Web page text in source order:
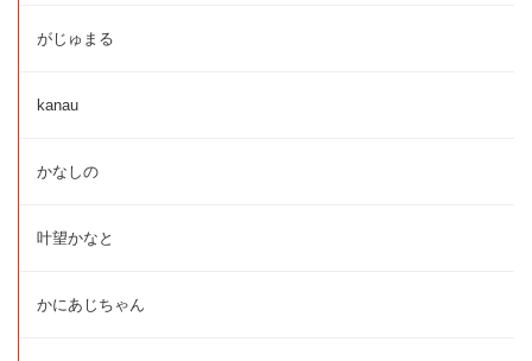
がじゅまる
kanau
かなしの
叶望かなと
かにあじちゃん